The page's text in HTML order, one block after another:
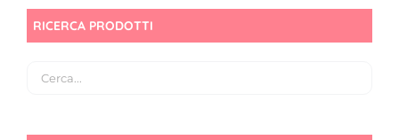
RICERCA PRODOTTI